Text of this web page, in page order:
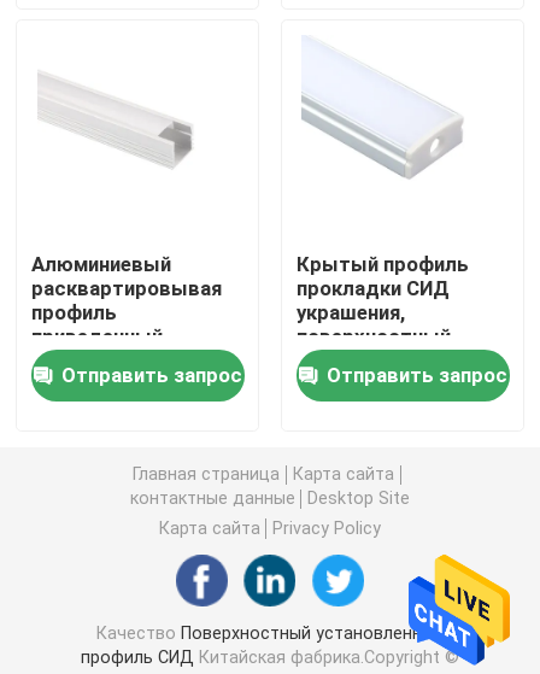
Профиль СИД штукатурной плиты
Угловой профиль СИД
Круговой профиль СИД
линейные света приведенные
Прокладки СИД УДАРА
Прокладки СИД SMD
Алюминиевый
расквартировывая
профиль
приведенный
приведенный канала
поверхностный
установленный для
Отправить запрос
Крытый профиль
прокладки СИД
украшения,
поверхностный
профиль штранг-
прессования СИД
Отправить запрос
Главная страница
Карта сайта
контактные данные
Desktop Site
Карта сайта
Privacy Policy
Качество Поверхностный установленный
профиль СИД
Китайская фабрика.Copyright ©